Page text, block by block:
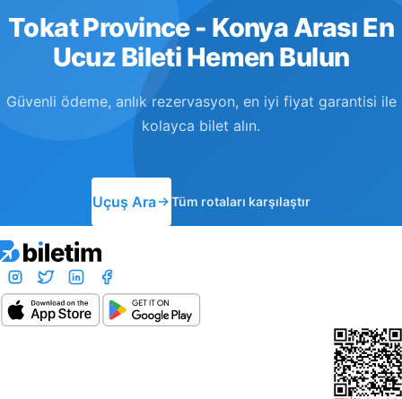
Tokat Province - Konya Arası En
Ucuz Bileti Hemen Bulun
Güvenli ödeme, anlık rezervasyon, en iyi fiyat garantisi ile
kolayca bilet alın.
Uçuş Ara Tüm rotaları karşılaştır